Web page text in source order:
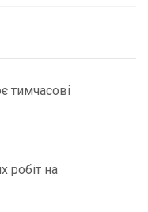
тимчасові
робіт на